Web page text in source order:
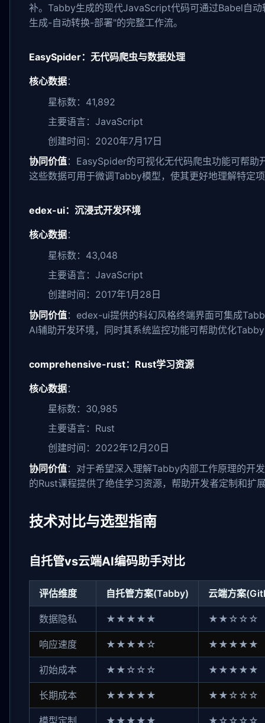
补。Tabby生成的现代JavaScript代码可通过Babel自
生成-自动转换-部署"的完整工作流。
EasySpider：无代码爬虫与数据处理
核心数据：
星标数：41,892
主要语言：JavaScript
创建时间：2020年7月17日
协同价值：EasySpider的可视化无代码爬虫功能可帮助
这些数据可用于微调Tabby模型，使其更好地理解特定
edex-ui：沉浸式开发环境
核心数据：
星标数：43,048
主要语言：JavaScript
创建时间：2017年1月28日
协同价值：edex-ui提供的科幻风格终端界面可集成
AI辅助开发环境，同时其系统监控功能可帮助优化
comprehensive-rust：Rust学习资源
核心数据：
星标数：30,985
主要语言：Rust
创建时间：2022年12月20日
协同价值：对于希望深入理解Tabby内部工作原理的开
的Rust课程提供了绝佳学习资源，帮助开发者定制和扩
技术对比与选型指南
自托管vs云端AI编码助手对比
评估维度 自托管方案(Tabby) 云端方案
数据隐私 ★★★★★ ★★☆☆☆
响应速度 ★★★★☆ ★★★★★
初始成本 ★★☆☆☆ ★★★★★
长期成本 ★★★★★ ★★☆☆☆
模型定制 ★★★★★ ★☆☆☆☆